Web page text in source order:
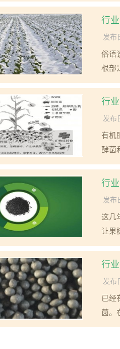
行
发布
俗语
根部
行
发布
有机
酵菌
行
发布
这几
让果
行
发布
已经
菌。